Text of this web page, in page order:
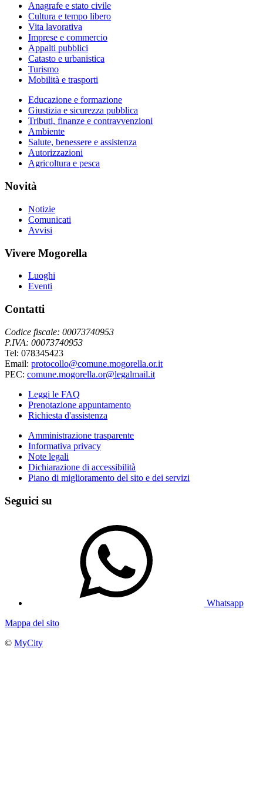
Anagrafe e stato civile
Cultura e tempo libero
Vita lavorativa
Imprese e commercio
Appalti pubblici
Catasto e urbanistica
Turismo
Mobilità e trasporti
Educazione e formazione
Giustizia e sicurezza pubblica
Tributi, finanze e contravvenzioni
Ambiente
Salute, benessere e assistenza
Autorizzazioni
Agricoltura e pesca
Novità
Notizie
Comunicati
Avvisi
Vivere Mogorella
Luoghi
Eventi
Contatti
Codice fiscale: 00073740953
P.IVA: 00073740953
Tel: 078345423
Email: protocollo@comune.mogorella.or.it
PEC: comune.mogorella.or@legalmail.it
Leggi le FAQ
Prenotazione appuntamento
Richiesta d'assistenza
Amministrazione trasparente
Informativa privacy
Note legali
Dichiarazione di accessibilità
Piano di miglioramento del sito e dei servizi
Seguici su
Whatsapp
Mappa del sito
© MyCity